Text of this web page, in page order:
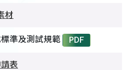
材
準及測試規範 PDF
表